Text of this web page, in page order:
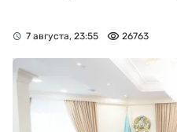
7 августа, 23:55 26763